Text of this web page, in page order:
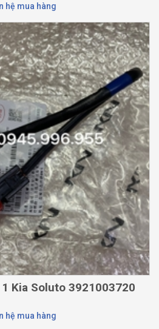
hệ mua hàng
Kia Soluto 3921003720
hệ mua hàng